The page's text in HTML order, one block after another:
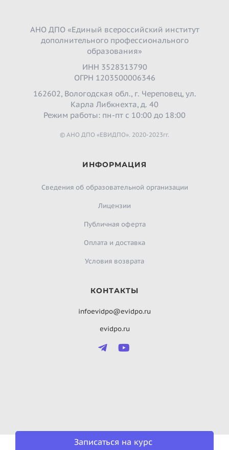
Записаться на курс
АНО ДПО «Единый всероссийский институт
дополнительного профессионального
образования»
ИНН 3528313790
ОГРН 1203500006346
162602, Вологодская обл., г. Череповец, ул.
Карла Либкнехта, д. 40
Режим работы: пн-пт с 10:00 до 18:00
© АНО ДПО «ЕВИДПО». 2020-2023гг.
ИНФОРМАЦИЯ
Сведения об образовательной организации
Лицензии
Публичная оферта
Оплата и доставка
Условия возврата
КОНТАКТЫ
infoevidpo@evidpo.ru
evidpo.ru